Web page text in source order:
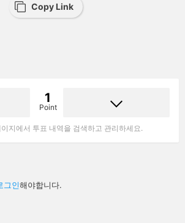
Copy Link
1
Point
지에서 투표 내역을 검색하고 관리하세요.
그인해야합니다.